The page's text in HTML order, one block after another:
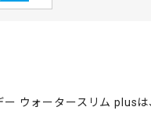
ー ウォータースリム plus